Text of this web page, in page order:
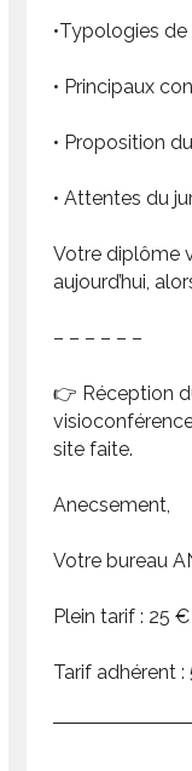
•Typologies
• Principaux
• Proposition
• Attentes du
Votre diplôme
aujourd’hui,
– – – – – –
👉 Réception
site faite.
Anecsement,
Votre bureau
Plein tarif : 25 €
Tarif adhérent :